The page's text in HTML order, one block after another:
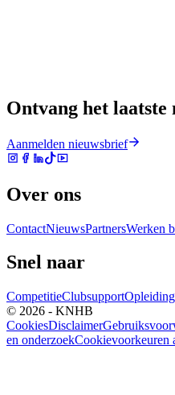
Ontvang het laatste
Aanmelden nieuwsbrief
Over ons
ContactNieuwsPartnersWerken
Snel naar
CompetitieClubsupport
© 2026 - KNHB
CookiesDisclaimer
en onderzoekCookievoorkeuren